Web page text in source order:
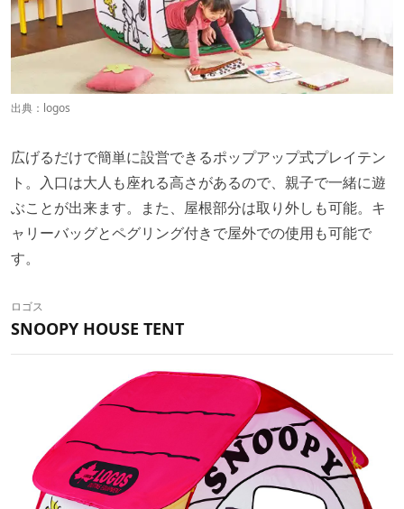
出典： logos
広げるだけで簡単に設営できるポップアップ式プレイテン
ト。入口は大人も座れる高さがあるので、親子で一緒に遊
ぶことが出来ます。また、屋根部分は取り外しも可能。キ
ャリーバッグとペグリング付きで屋外での使用も可能で
す。
ロゴス
SNOOPY HOUSE TENT